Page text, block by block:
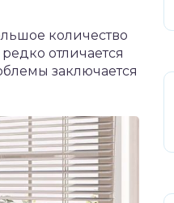
количество
отличается
заключается